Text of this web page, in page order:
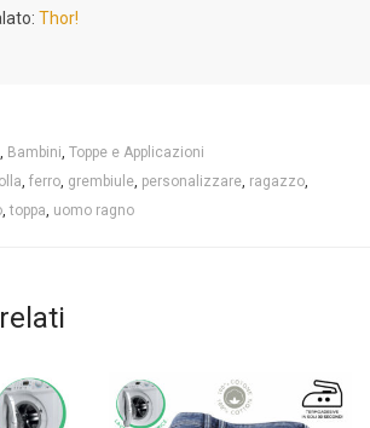
Thor!
, Bambini, Toppe e Applicazioni
, ferro, grembiule, personalizzare, ragazzo,
,toppa, uomo ragno